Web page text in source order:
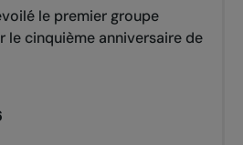
le premier groupe
le cinquième anniversaire de